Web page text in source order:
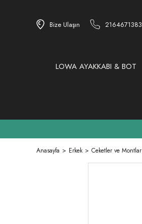
Bize Ulaşın 2164671383
LOWA AYAKKABI & BOT
Anasayfa Erkek Ceketler ve Montlar